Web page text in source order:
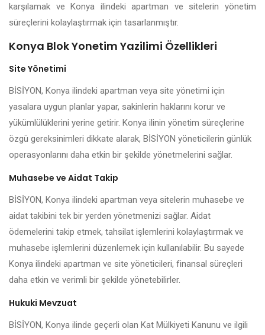
karşılamak ve Konya ilindeki apartman ve sitelerin yönetim
süreçlerini kolaylaştırmak için tasarlanmıştır.
Konya Blok Yonetim Yazilimi Özellikleri
Site Yönetimi
BİSİYON, Konya ilindeki apartman veya site yönetimi için
yasalara uygun planlar yapar, sakinlerin haklarını korur ve
yükümlülüklerini yerine getirir. Konya ilinin yönetim süreçlerine
özgü gereksinimleri dikkate alarak, BİSİYON yöneticilerin günlük
operasyonlarını daha etkin bir şekilde yönetmelerini sağlar.
Muhasebe ve Aidat Takip
BİSİYON, Konya ilindeki apartman veya sitelerin muhasebe ve
aidat takibini tek bir yerden yönetmenizi sağlar. Aidat
ödemelerini takip etmek, tahsilat işlemlerini kolaylaştırmak ve
muhasebe işlemlerini düzenlemek için kullanılabilir. Bu sayede
Konya ilindeki apartman ve site yöneticileri, finansal süreçleri
daha etkin ve verimli bir şekilde yönetebilirler.
Hukuki Mevzuat
BİSİYON, Konya ilinde geçerli olan Kat Mülkiyeti Kanunu ve ilgili